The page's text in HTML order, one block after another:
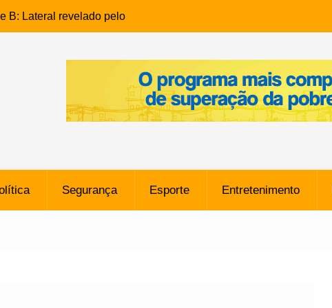
B: Lateral revelado pelo
do Novorizontino de
policial na Bahia prende 14
ligada a ‘Zói de Gato’, do
Freitas: Homem é
bairro Caji
Segurança Esporte Entretenimento